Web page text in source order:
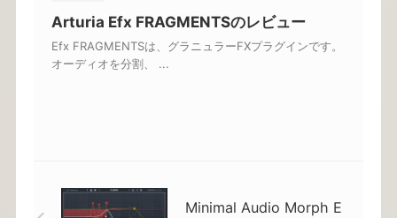
Arturia Efx FRAGMENTSのレビュー
Efx FRAGMENTSは、グラニュラーFXプラグインです。
オーディオを分割、 ...
Minimal Audio Morph E